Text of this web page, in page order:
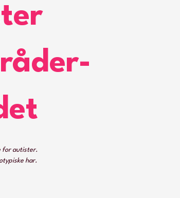
for autister.
har.